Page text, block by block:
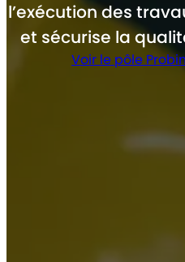
l’exécution des
et sécurise la
Voir le pôle